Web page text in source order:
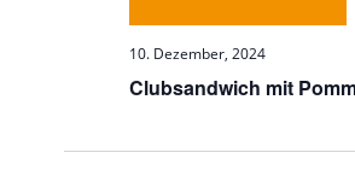
Clubsandwich mit
10. Dezember, 2024